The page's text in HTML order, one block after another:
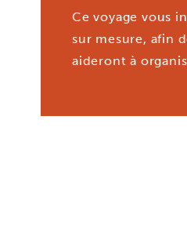
Ce voyage vous
sur mesure, afin
aideront à